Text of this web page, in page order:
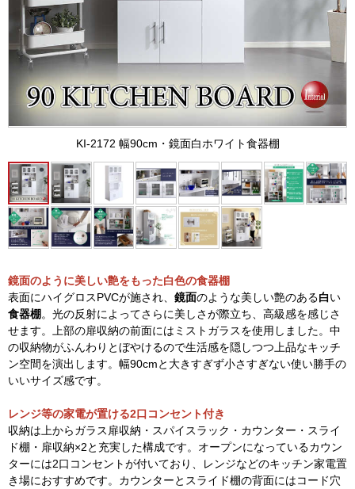
KI-2172 幅90cm・鏡面白ホワイト食器棚
鏡面のように美しい艶をもった白色の食器棚
表面にハイグロスPVCが施され、 鏡面のような美しい艶のある白い
食器棚。光の反射によってさらに美しさが際立ち、高級感を感じさ
せます。上部の扉収納の前面にはミストガラスを使用しました。中
の収納物がふんわりとぼやけるので生活感を隠しつつ上品なキッチ
ン空間を演出します。幅90cmと大きすぎず小さすぎない使い勝手の
いいサイズ感です。
レンジ等の家電が置ける2口コンセント付き
収納は上からガラス扉収納・スパイスラック・カウンター・スライ
ド棚・扉収納×2と充実した構成です。オープンになっているカウン
ターには2口コンセントが付いており、レンジなどのキッチン家電置
き場におすすめです。カウンターとスライド棚の背面にはコード穴